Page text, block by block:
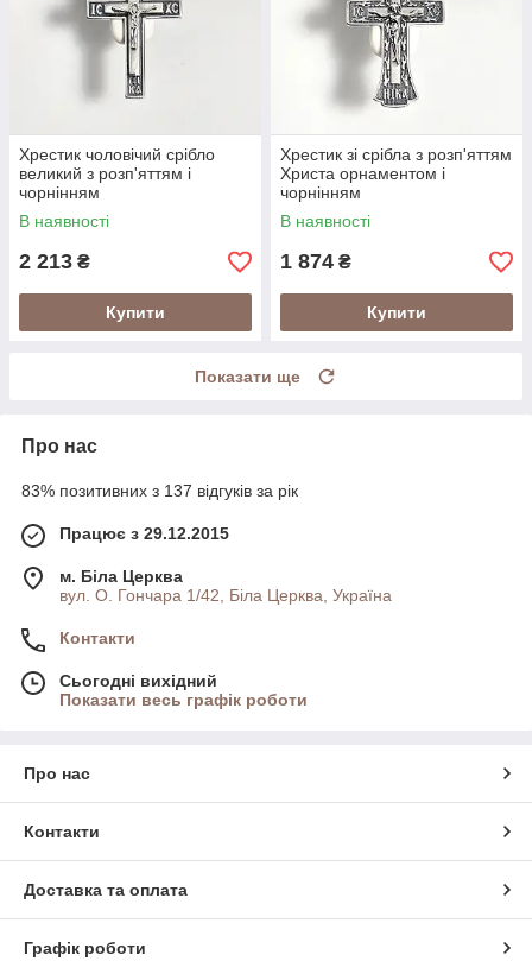
Хрестик чоловічий срібло
великий з розп'яттям і
чорнінням
В наявності
2 213 ₴
Купити
Хрестик зі срібла з розп'яттям
Христа орнаментом і
чорнінням
В наявності
1 874 ₴
Купити
Показати ще
Про нас
83% позитивних з 137 відгуків за рік
Працює з 29.12.2015
м. Біла Церква
вул. О. Гончара 1/42, Біла Церква, Україна
Контакти
Сьогодні вихідний
Показати весь графік роботи
Про нас
Контакти
Доставка та оплата
Графік роботи